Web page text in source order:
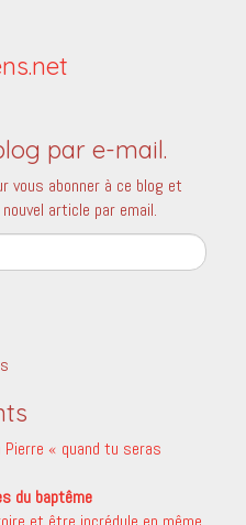
par e-mail.
vous abonner à ce blog et
article par email.
« quand tu seras
du baptême